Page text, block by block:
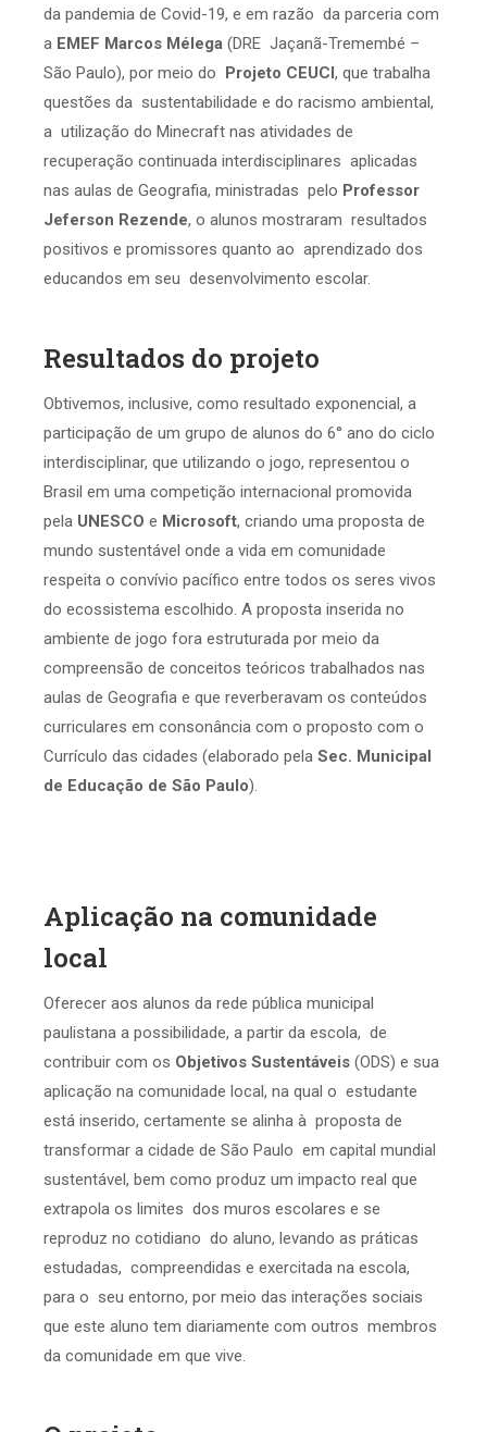
da pandemia de Covid-19, e em razão da parceria com
a EMEF Marcos Mélega (DRE Jaçanã-Tremembé –
São Paulo), por meio do Projeto CEUCI, que trabalha
questões da sustentabilidade e do racismo ambiental,
a utilização do Minecraft nas atividades de
recuperação continuada interdisciplinares aplicadas
nas aulas de Geografia, ministradas pelo Professor
Jeferson Rezende, o alunos mostraram resultados
positivos e promissores quanto ao aprendizado dos
educandos em seu desenvolvimento escolar.
Resultados do projeto
Obtivemos, inclusive, como resultado exponencial, a
participação de um grupo de alunos do 6° ano do ciclo
interdisciplinar, que utilizando o jogo, representou o
Brasil em uma competição internacional promovida
pela UNESCO e Microsoft, criando uma proposta de
mundo sustentável onde a vida em comunidade
respeita o convívio pacífico entre todos os seres vivos
do ecossistema escolhido. A proposta inserida no
ambiente de jogo fora estruturada por meio da
compreensão de conceitos teóricos trabalhados nas
aulas de Geografia e que reverberavam os conteúdos
curriculares em consonância com o proposto com o
Currículo das cidades (elaborado pela Sec. Municipal
de Educação de São Paulo).
Aplicação na comunidade
local
Oferecer aos alunos da rede pública municipal
paulistana a possibilidade, a partir da escola, de
contribuir com os Objetivos Sustentáveis (ODS) e sua
aplicação na comunidade local, na qual o estudante
está inserido, certamente se alinha à proposta de
transformar a cidade de São Paulo em capital mundial
sustentável, bem como produz um impacto real que
extrapola os limites dos muros escolares e se
reproduz no cotidiano do aluno, levando as práticas
estudadas, compreendidas e exercitada na escola,
para o seu entorno, por meio das interações sociais
que este aluno tem diariamente com outros membros
da comunidade em que vive.